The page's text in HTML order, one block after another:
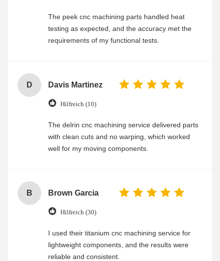
The peek cnc machining parts handled heat
testing as expected, and the accuracy met the
requirements of my functional tests.
D Davis Martinez
Hilfreich (10)
The delrin cnc machining service delivered parts
with clean cuts and no warping, which worked
well for my moving components.
B Brown Garcia
Hilfreich (30)
I used their titanium cnc machining service for
lightweight components, and the results were
reliable and consistent.